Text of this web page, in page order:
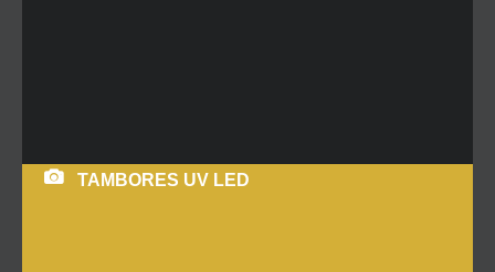
TAMBORES UV LED